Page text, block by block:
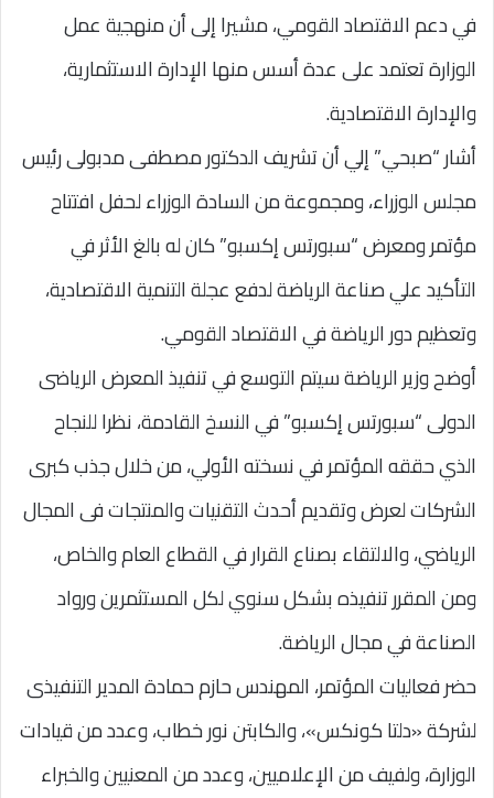
في دعم الاقتصاد القومي، مشيرا إلى أن منهجية عمل
الوزارة تعتمد على عدة أسس منها الإدارة الاستثمارية،
والإدارة الاقتصادية.
أشار “صبحي” إلي أن تشريف الدكتور مصطفى مدبولى رئيس
مجلس الوزراء، ومجموعة من السادة الوزراء لحفل افتتاح
مؤتمر ومعرض “سبورتس إكسبو” كان له بالغ الأثر في
التأكيد علي صناعة الرياضة لدفع عجلة التنمية الاقتصادية،
وتعظيم دور الرياضة في الاقتصاد القومي.
أوضح وزير الرياضة سيتم التوسع في تنفيذ المعرض الرياضى
الدولى “سبورتس إكسبو” في النسخ القادمة، نظرا للنجاح
الذي حققه المؤتمر في نسخته الأولي، من خلال جذب كبرى
الشركات لعرض وتقديم أحدث التقنيات والمنتجات فى المجال
الرياضي، والالتقاء بصناع القرار في القطاع العام والخاص،
ومن المقرر تنفيذه بشكل سنوي لكل المستثمرين ورواد
الصناعة في مجال الرياضة.
حضر فعاليات المؤتمر، المهندس حازم حمادة المدير التنفيذى
لشركة «دلتا كونكس»، والكابتن نور خطاب، وعدد من قيادات
الوزارة، ولفيف من الإعلاميين، وعدد من المعنيين والخبراء